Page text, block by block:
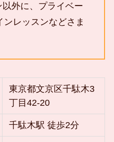
外に、プライベー
ンレッスンなどさま
東京都文京区千駄木3
丁目42-20
千駄木駅 徒歩2分